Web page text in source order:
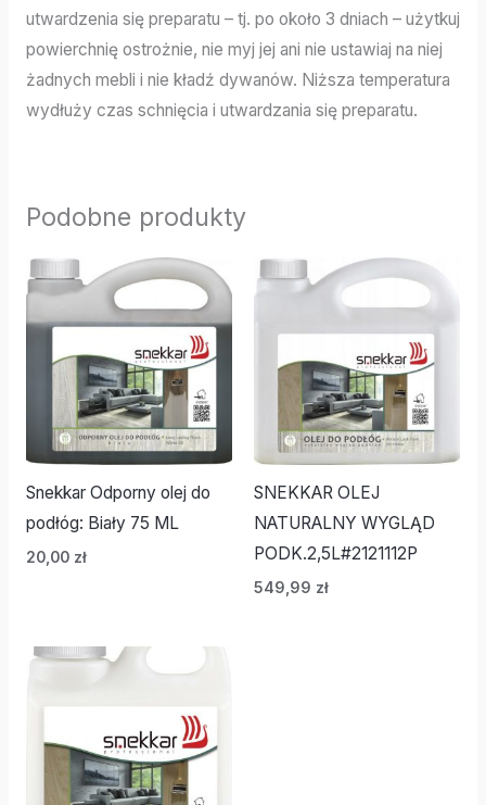
utwardzenia się preparatu – tj. po około 3 dniach – użytkuj
powierchnię ostrożnie, nie myj jej ani nie ustawiaj na niej
żadnych mebli i nie kładź dywanów. Niższa temperatura
wydłuży czas schnięcia i utwardzania się preparatu.
Podobne produkty
Snekkar Odporny olej do
podłóg: Biały 75 ML
20,00 zł
SNEKKAR OLEJ
NATURALNY WYGLĄD
PODK.2,5L#2121112P
549,99 zł